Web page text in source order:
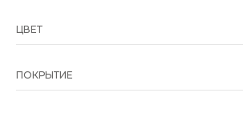
ЦВЕТ
ПОКРЫТИЕ